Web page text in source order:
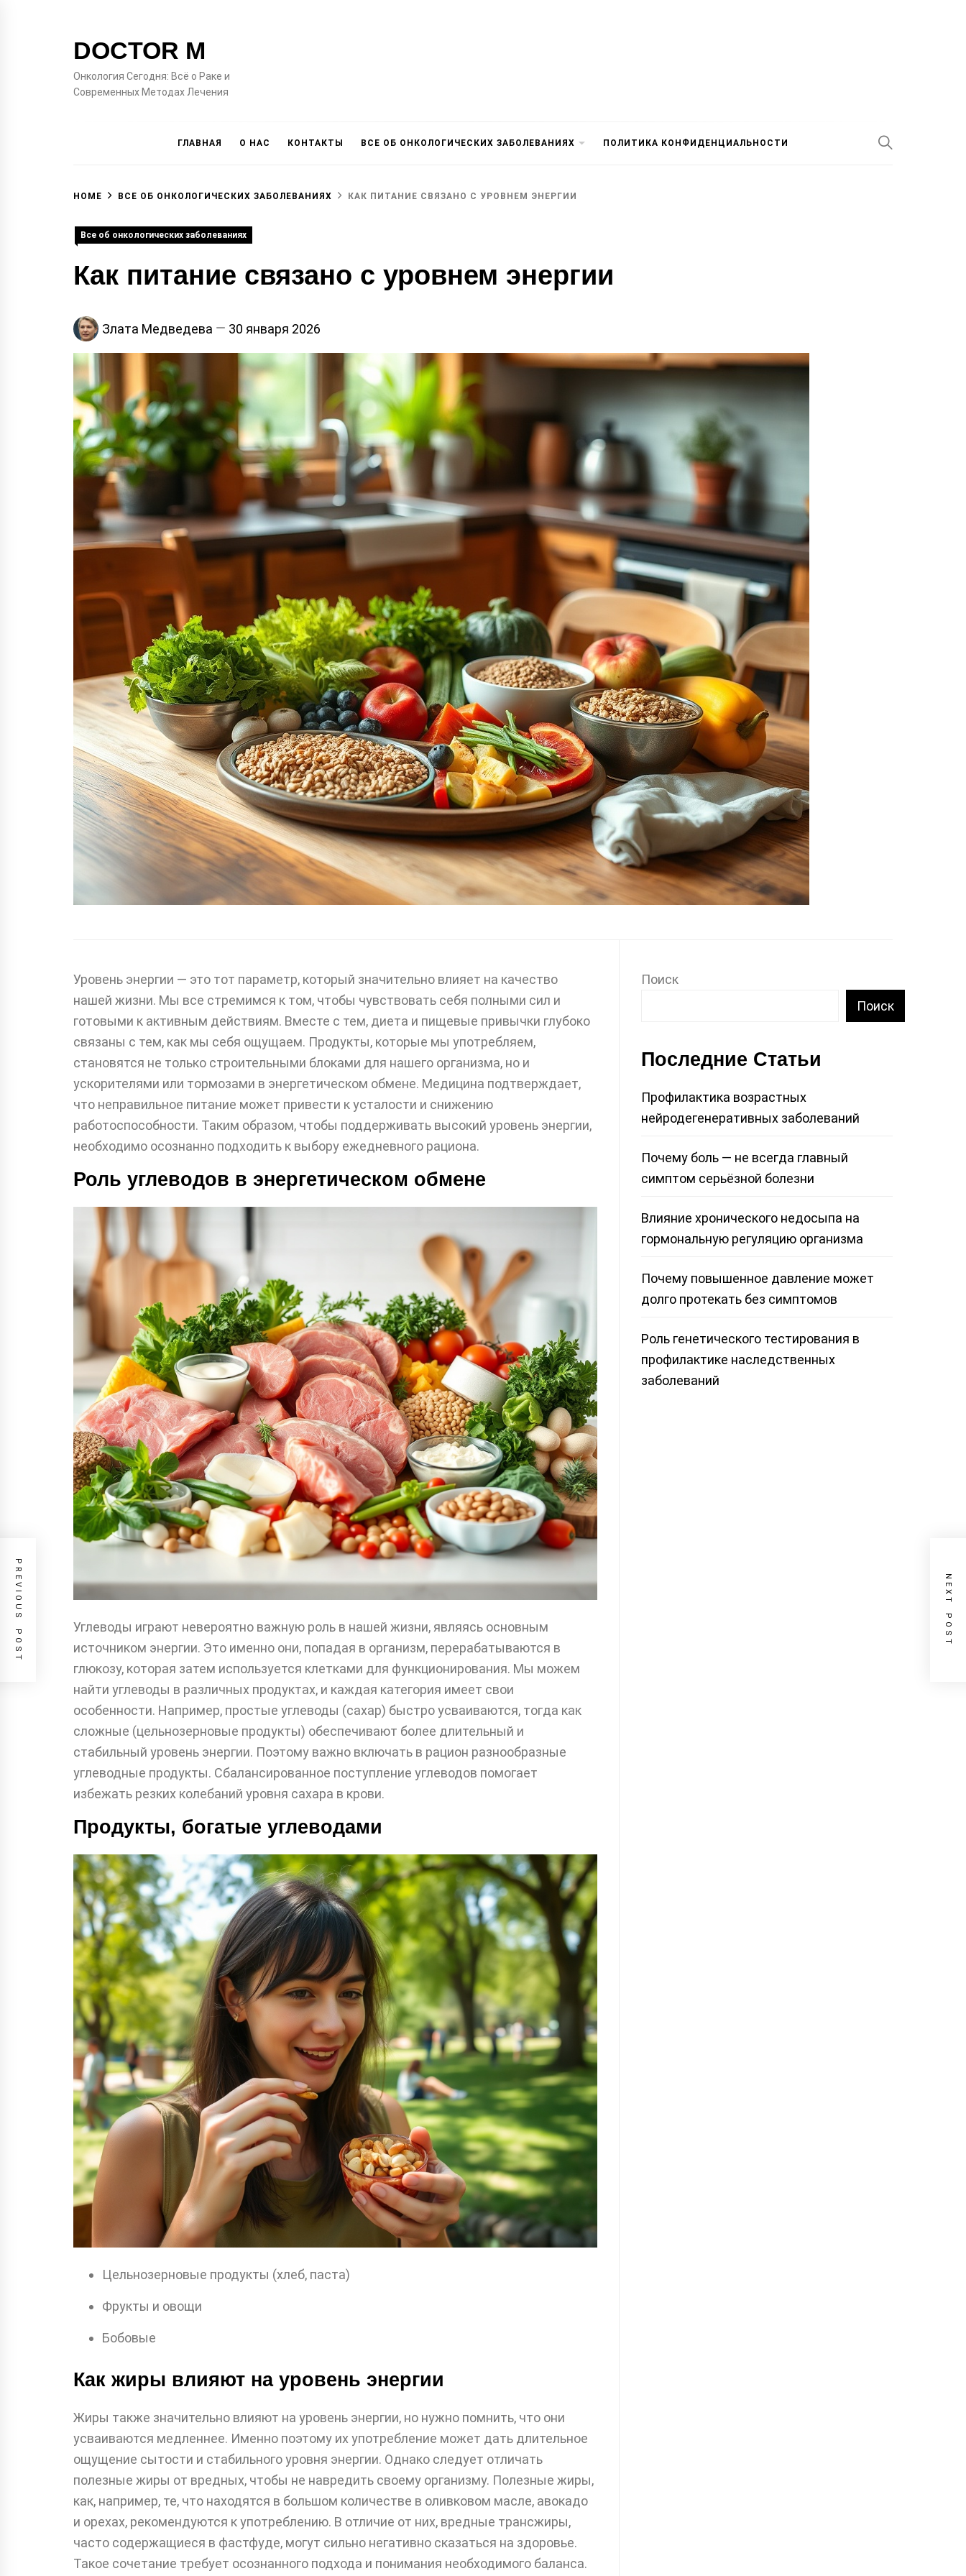
DOCTOR M
Онкология Сегодня: Всё о Раке и
Современных Методах Лечения
ГЛАВНАЯ О НАС КОНТАКТЫ ВСЕ ОБ ОНКОЛОГИЧЕСКИХ ЗАБОЛЕВАНИЯХ ПОЛИТИКА КОНФИДЕНЦИАЛЬНОСТИ
HOME ВСЕ ОБ ОНКОЛОГИЧЕСКИХ ЗАБОЛЕВАНИЯХ КАК ПИТАНИЕ СВЯЗАНО С УРОВНЕМ ЭНЕРГИИ
Все об онкологических заболеваниях
Как питание связано с уровнем энергии
Злата Медведева 30 января 2026
Уровень энергии — это тот параметр, который значительно влияет на качество
нашей жизни. Мы все стремимся к том, чтобы чувствовать себя полными сил и
готовыми к активным действиям. Вместе с тем, диета и пищевые привычки глубоко
связаны с тем, как мы себя ощущаем. Продукты, которые мы употребляем,
становятся не только строительными блоками для нашего организма, но и
ускорителями или тормозами в энергетическом обмене. Медицина подтверждает,
что неправильное питание может привести к усталости и снижению
работоспособности. Таким образом, чтобы поддерживать высокий уровень энергии,
необходимо осознанно подходить к выбору ежедневного рациона.
Роль углеводов в энергетическом обмене
Углеводы играют невероятно важную роль в нашей жизни, являясь основным
источником энергии. Это именно они, попадая в организм, перерабатываются в
глюкозу, которая затем используется клетками для функционирования. Мы можем
найти углеводы в различных продуктах, и каждая категория имеет свои
особенности. Например, простые углеводы (сахар) быстро усваиваются, тогда как
сложные (цельнозерновые продукты) обеспечивают более длительный и
стабильный уровень энергии. Поэтому важно включать в рацион разнообразные
углеводные продукты. Сбалансированное поступление углеводов помогает
избежать резких колебаний уровня сахара в крови.
Продукты, богатые углеводами
Цельнозерновые продукты (хлеб, паста)
Фрукты и овощи
Бобовые
Как жиры влияют на уровень энергии
Жиры также значительно влияют на уровень энергии, но нужно помнить, что они
усваиваются медленнее. Именно поэтому их употребление может дать длительное
ощущение сытости и стабильного уровня энергии. Однако следует отличать
полезные жиры от вредных, чтобы не навредить своему организму. Полезные жиры,
как, например, те, что находятся в большом количестве в оливковом масле, авокадо
и орехах, рекомендуются к употреблению. В отличие от них, вредные трансжиры,
часто содержащиеся в фастфуде, могут сильно негативно сказаться на здоровье.
Такое сочетание требует осознанного подхода и понимания необходимого баланса.
PREVIOUS POST NEXT POST
Поиск
Поиск
Последние Статьи
Профилактика возрастных
нейродегенеративных заболеваний
Почему боль — не всегда главный
симптом серьёзной болезни
Влияние хронического недосыпа на
гормональную регуляцию организма
Почему повышенное давление может
долго протекать без симптомов
Роль генетического тестирования в
профилактике наследственных
заболеваний